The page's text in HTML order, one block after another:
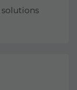
solutions